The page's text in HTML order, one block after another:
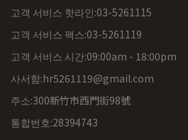
고객 서비스 핫라인:03-5261115
고객 서비스 팩스:03-5261119
고객 서비스 시간:09:00am - 18:00pm
사서함:hr5261119@gmail.com
주소:300新竹市西門街98號
통합번호:28394743